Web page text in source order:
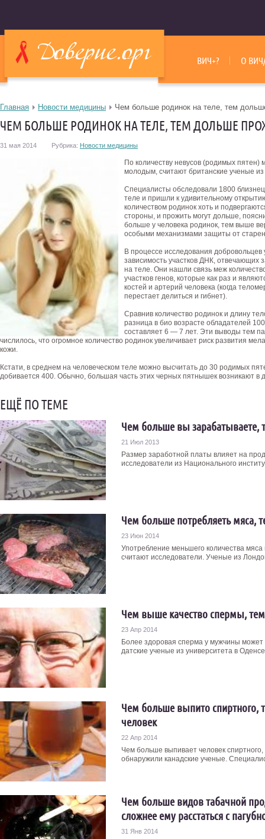
ВИЧ+? О
Главная Новости медицины Чем больше родинок на теле, тем
ЧЕМ БОЛЬШЕ РОДИНОК НА ТЕЛЕ, ТЕМ ДОЛЬШЕ
31 мая 2014 Рубрика: Новости медицины
По количеству невусов (родимых пятен)
молодым, считают британские ученые из
Специалисты обследовали 1800
теле и пришли к удивительному
количеством родинок хоть и
стороны, и прожить могут дольше,
больше у человека родинок, тем выше
особыми механизмами защиты от
В процессе исследования
зависимость участков ДНК, отвечающих
на теле. Они нашли связь меж
участков генов, которые как раз и
костей и артерий человека (когда
перестает делиться и гибнет).
Сравнив количество родинок и длину
разница в био возрасте обладателей
составляет 6 — 7 лет. Эти выводы тем
числилось, что огромное количество родинок увеличивает риск развития
кожи.
Кстати, в среднем на человеческом теле можно высчитать до 30 родимых
добивается 400. Обычно, большая часть этих черных пятнышек возникают в
ЕЩЁ ПО ТЕМЕ
Чем больше вы зарабатываете,
21 Июл 2013
Размер заработной платы влияет на
исследователи из Национального
Чем больше потребляеть мяса,
23 Июн 2014
Употребление меньшего количества
считают исследователи. Ученые из
Чем выше качество спермы,
23 Апр 2014
Более здоровая сперма у мужчины
датские ученые из университета в
Чем больше выпито спиртного,
человек
22 Апр 2014
Чем больше выпивает человек
обнаружили канадские ученые.
Чем больше видов табачной
сложнее ему расстаться с
31 Янв 2014